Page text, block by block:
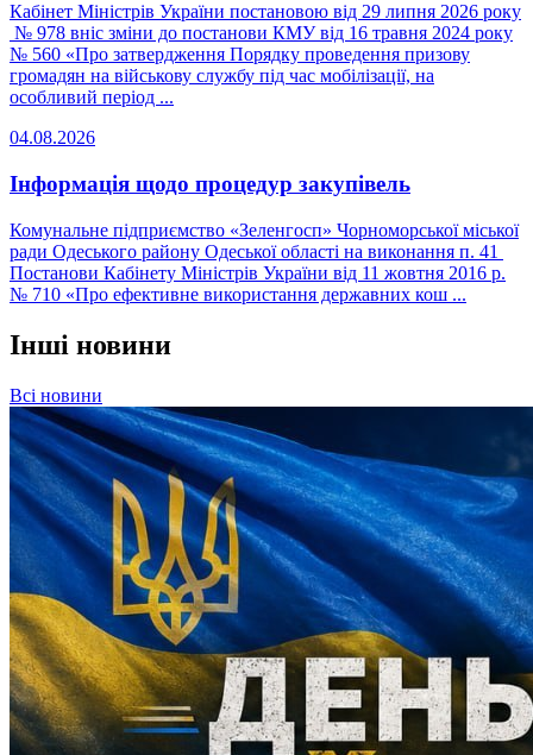
Кабінет Міністрів України постановою від 29 липня 2026 року
№ 978 вніс зміни до постанови КМУ від 16 травня 2024 року
№ 560 «Про затвердження Порядку проведення призову
громадян на військову службу під час мобілізації, на
особливий період ...
04.08.2026
Інформація щодо процедур закупівель
Комунальне підприємство «Зеленгосп» Чорноморської міської
ради Одеського району Одеської області на виконання п. 41
Постанови Кабінету Міністрів України від 11 жовтня 2016 р.
№ 710 «Про ефективне використання державних кош ...
Інші новини
Всі новини